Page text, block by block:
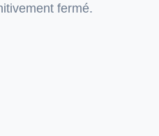
fermé.